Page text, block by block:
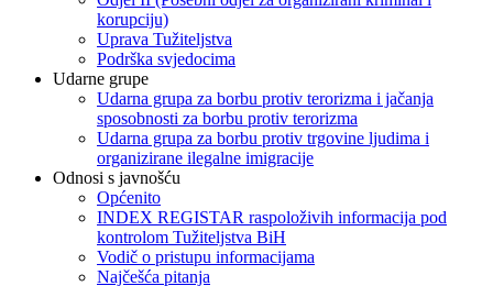
korupciju)
Uprava Tužiteljstva
Podrška svjedocima
Udarne grupe
Udarna grupa za borbu protiv terorizma i jačanja
sposobnosti za borbu protiv terorizma
Udarna grupa za borbu protiv trgovine ljudima i
organizirane ilegalne imigracije
Odnosi s javnošću
Općenito
INDEX REGISTAR raspoloživih informacija pod
kontrolom Tužiteljstva BiH
Vodič o pristupu informacijama
Najčešća pitanja